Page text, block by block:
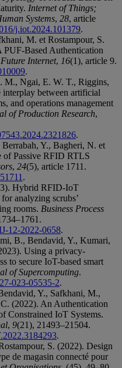
Internet of Things;
Systems, 28, article
j.iot.2024.101379.
M. et Rostampour, S.
Based Authentication
Future Internet, 16(1), article 9.
.
M., Ngai, E. W. T., Riggins,
between artificial
and operations management
of Production Research,
.
Y., Bagheri, N. et
of Passive RFID RTLS
, 24(5), article 1711.
.
Hybrid RFID-IoT
analyzing scrubs’
rooms. Business Process
12-2022-0658.
B., Bendavid, Y., Kumari,
Using a privacy-
to secure IoT-based smart
of Supercomputing.
023-05535-2.
Y., Safkhani, M.,
(2022). An Authentication
Constrained IoT Systems.
, 9(21), 21493–21504.
.
S. (2022). Design
de magasin connecté pour